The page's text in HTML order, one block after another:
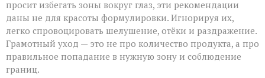
просит избегать зоны вокруг глаз, эти рекомендации
даны не для красоты формулировки. Игнорируя их,
легко спровоцировать шелушение, отёки и раздражение.
Грамотный уход — это не про количество продукта, а про
правильное попадание в нужную зону и соблюдение
границ.